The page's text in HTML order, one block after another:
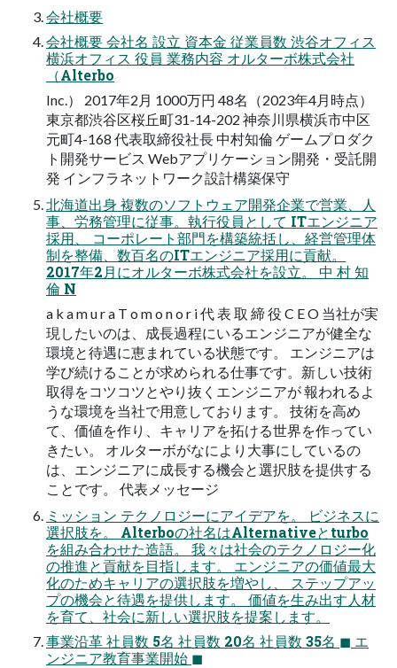
会社概要
会社概要 会社名 設立 資本金 従業員数 渋谷オフィス
横浜オフィス 役員 業務内容 オルターボ株式会社
（Alterbo
Inc.） 2017年2月 1000万円 48名（2023年4月時点）
東京都渋谷区桜丘町31-14-202 神奈川県横浜市中区
元町4-168 代表取締役社長 中村知倫 ゲームプロダク
ト開発サービス Webアプリケーション開発・受託開
発 インフラネットワーク設計構築保守
北海道出身 複数のソフトウェア開発企業で営業、人
事、労務管理に従事。執行役員として ITエンジニア
採用、 コーポレート部門を構築統括し、経営管理体
制を整備、数百名のITエンジニア採用に貢献。
2017年2月にオルターボ株式会社を設立。 中 村 知
倫 N
a k a m u r a T o m o n o r i 代 表 取 締 役 C E O 当社が実
現したいのは、成長過程にいるエンジニアが健全な
環境と待遇に恵まれている状態です。 エンジニアは
学び続けることが求められる仕事です。新しい技術
取得をコツコツとやり抜くエンジニアが 報われるよ
うな環境を当社で用意しております。 技術を高め
て、価値を作り、キャリアを拓ける世界を作ってい
きたい。 オルターボがなにより大事にしているの
は、エンジニアに成長する機会と選択肢を提供する
ことです。 代表メッセージ
ミッション テクノロジーにアイデアを。 ビジネスに
選択肢を。 Alterboの社名はAlternativeとturbo
を組み合わせた造語。 我々は社会のテクノロジー化
の推進と貢献を目指します。 エンジニアの価値最大
化のためキャリアの選択肢を増やし、 ステップアッ
プの機会と待遇を提供します。 価値を生み出す人材
を育て、社会に新しい選択肢を提案します。
事業沿革 社員数 5名 社員数 20名 社員数 35名 ◼ エ
ンジニア教育事業開始 ◼